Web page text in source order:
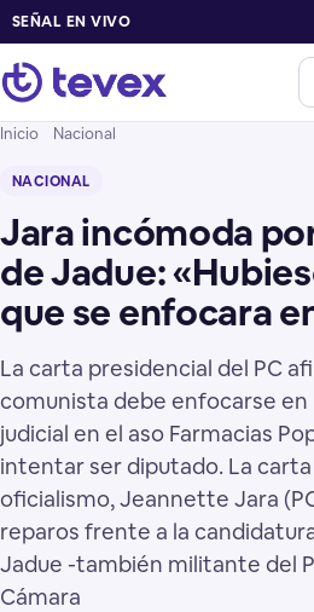
SEÑAL EN VIVO
Inicio Nacional
NACIONAL
Jara incómoda
de Jadue:
que se enfocara
La carta presidencial del PC
comunista debe enfocarse
judicial en el aso Farmacias
intentar ser diputado. La
oficialismo, Jeannette Jara
reparos frente a la
Jadue -también militante del
Cámara